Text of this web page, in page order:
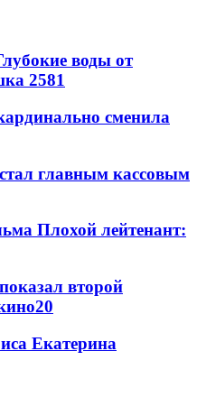
воды от
2581
сменила
главным кассовым
Плохой лейтенант:
второй
20
Екатерина